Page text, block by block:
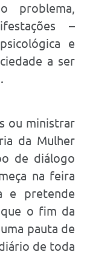
problema,
–
e
a ser
ou ministrar
da Mulher
de diálogo
na feira
e pretende
o fim da
pauta de
de toda